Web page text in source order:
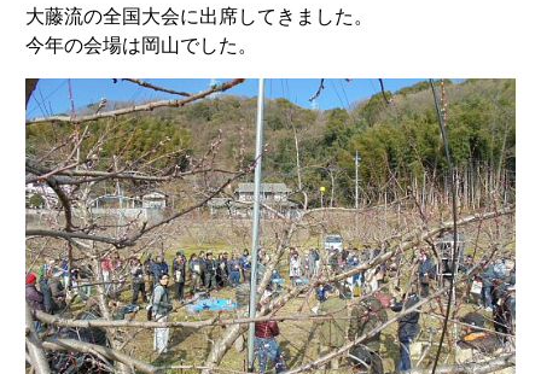
大藤流の全国大会に出席してきました。
今年の会場は岡山でした。